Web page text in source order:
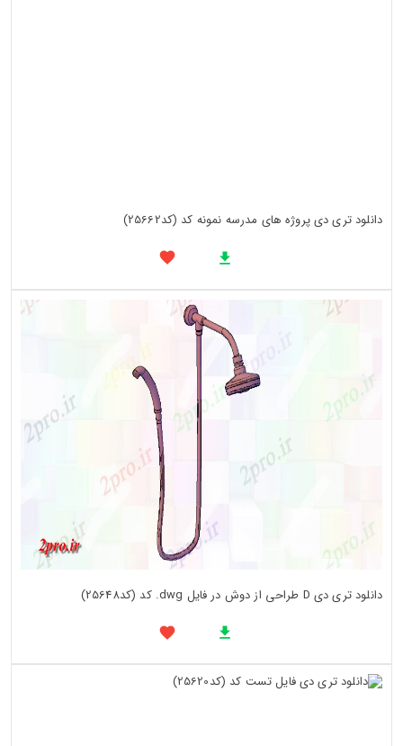
دانلود تری دی پروژه های مدرسه نمونه کد (کد25662)
دانلود تری دی D طراحی از دوش در فایل dwg. کد (کد25648)